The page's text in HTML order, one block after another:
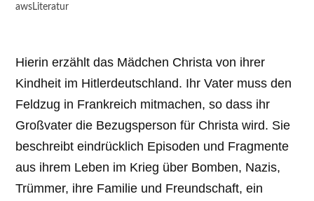
awsLiteratur
Hierin erzählt das Mädchen Christa von ihrer
Kindheit im Hitlerdeutschland. Ihr Vater muss den
Feldzug in Frankreich mitmachen, so dass ihr
Großvater die Bezugsperson für Christa wird. Sie
beschreibt eindrücklich Episoden und Fragmente
aus ihrem Leben im Krieg über Bomben, Nazis,
Trümmer, ihre Familie und Freundschaft, ein